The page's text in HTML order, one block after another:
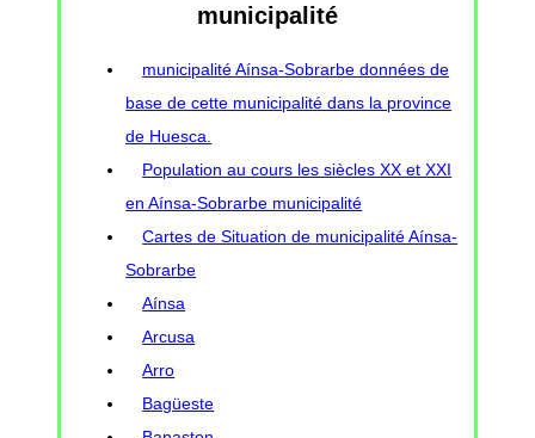
municipalité
municipalité Aínsa-Sobrarbe données de
base de cette municipalité dans la province
de Huesca.
Population au cours les siècles XX et XXI
en Aínsa-Sobrarbe municipalité
Cartes de Situation de municipalité Aínsa-
Sobrarbe
Aínsa
Arcusa
Arro
Bagüeste